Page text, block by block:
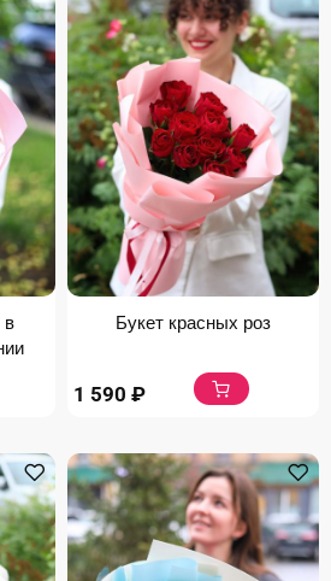
в
Букет красных роз
1 590 ₽